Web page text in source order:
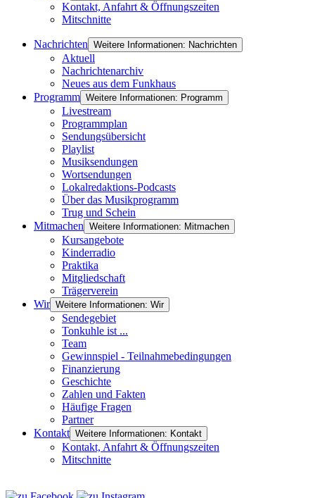
Kontakt, Anfahrt & Öffnungszeiten
Mitschnitte
Nachrichten Weitere Informationen: Nachrichten
Aktuell
Nachrichtenarchiv
Neues aus dem Funkhaus
Programm Weitere Informationen: Programm
Livestream
Programmplan
Sendungsübersicht
Playlist
Musiksendungen
Wortsendungen
Lokalredaktions-Podcasts
Über das Musikprogramm
Trug und Schein
Mitmachen Weitere Informationen: Mitmachen
Kursangebote
Kinderradio
Praktika
Mitgliedschaft
Trägerverein
Wir Weitere Informationen: Wir
Sendegebiet
Tonkuhle ist ...
Team
Gewinnspiel - Teilnahmebedingungen
Finanzierung
Geschichte
Zahlen und Fakten
Häufige Fragen
Partner
Kontakt Weitere Informationen: Kontakt
Kontakt, Anfahrt & Öffnungszeiten
Mitschnitte